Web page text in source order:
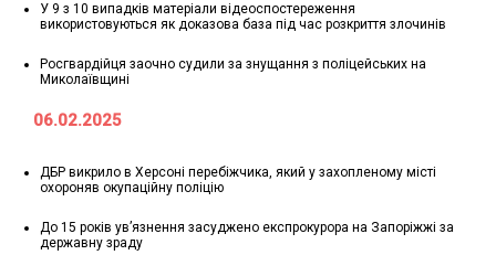
У 9 з 10 випадків матеріали відеоспостереження
використовуються як доказова база під час розкриття злочинів
Росгвардійця заочно судили за знущання з поліцейських на
Миколаївщині
06.02.2025
ДБР викрило в Херсоні перебіжчика, який у захопленому місті
охороняв окупаційну поліцію
До 15 років ув’язнення засуджено експрокурора на Запоріжжі за
державну зраду